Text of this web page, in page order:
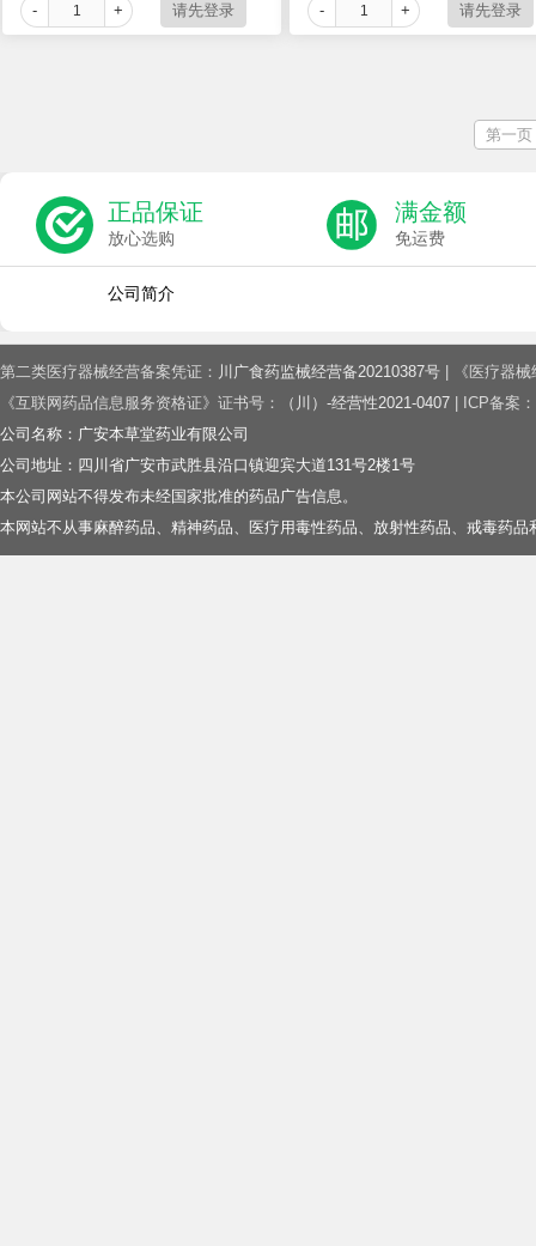
- + - +
第一页
正品保证
放心选购
满金额
免运费
公司简介
第二类医疗器械经营备案凭证： 川广食药监械经营备20210387号 | 《医疗器
《互联网药品信息服务资格证》证书号：
（川）-经营性2021-0407 | ICP备案：
公司名称：广安本草堂药业有限公司
公司地址：四川省广安市武胜县沿口镇迎宾大道131号2楼1号
本公司网站不得发布未经国家批准的药品广告信息。
本网站不从事麻醉药品、精神药品、医疗用毒性药品、放射性药品、戒毒药